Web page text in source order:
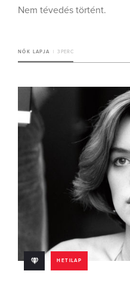
Nem tévedés történt.
NŐK LAPJA 3 PERC
HETILAP